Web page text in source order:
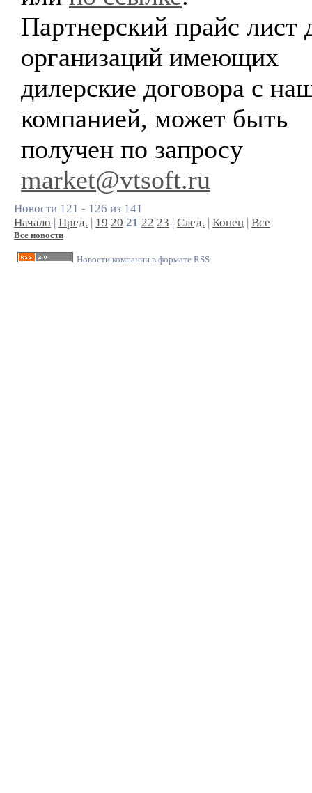
Партнерский прайс лист
организаций имеющих
дилерские договора с
компанией, может быть
получен по запросу
market@vtsoft.ru
Новости 121 - 126 из 141
Начало | Пред. | 19 20 21 22 23 | След. | Конец | Все
Все новости
Новости компании в формате RSS